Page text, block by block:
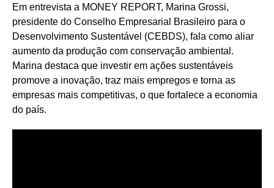
Em entrevista a MONEY REPORT, Marina Grossi,
presidente do Conselho Empresarial Brasileiro para o
Desenvolvimento Sustentável (CEBDS), fala como aliar
aumento da produção com conservação ambiental.
Marina destaca que investir em ações sustentáveis
promove a inovação, traz mais empregos e torna as
empresas mais competitivas, o que fortalece a economia
do país.